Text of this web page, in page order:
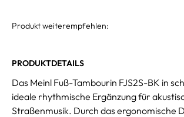
Produkt weiterempfehlen:
PRODUKTDETAILS
Das Meinl Fuß-Tambourin FJS2S-BK in
ideale rhythmische Ergänzung für
Straßenmusik. Durch das ergonomische